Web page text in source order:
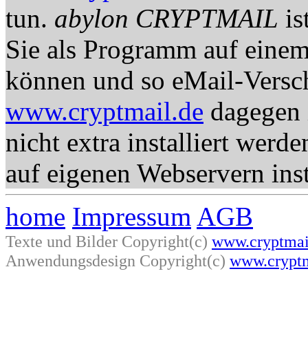
tun. abylon CRYPTMAIL
Sie als Programm auf
können und so eMail-
www.cryptmail.de
nicht extra installiert
auf eigenen Webservern
home Impressum AGB
Texte und Bilder Copyright(c)
Anwendungsdesign Copyright(c)